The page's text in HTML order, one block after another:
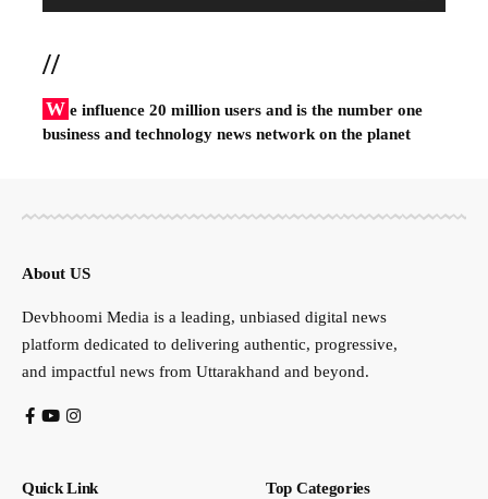
//
W e influence 20 million users and is the number one
business and technology news network on the planet
About US
Devbhoomi Media is a leading, unbiased digital news
platform dedicated to delivering authentic, progressive,
and impactful news from Uttarakhand and beyond.
Quick Link Top Categories